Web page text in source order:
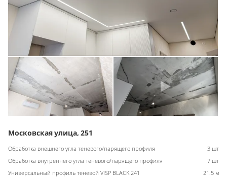
Московская улица, 251
Обработка внешнего угла теневого/парящего профиля
3 шт
Обработка внутреннего угла теневого/парящего профиля
7 шт
Универсальный профиль теневой VISP BLACK 241
21.5 м